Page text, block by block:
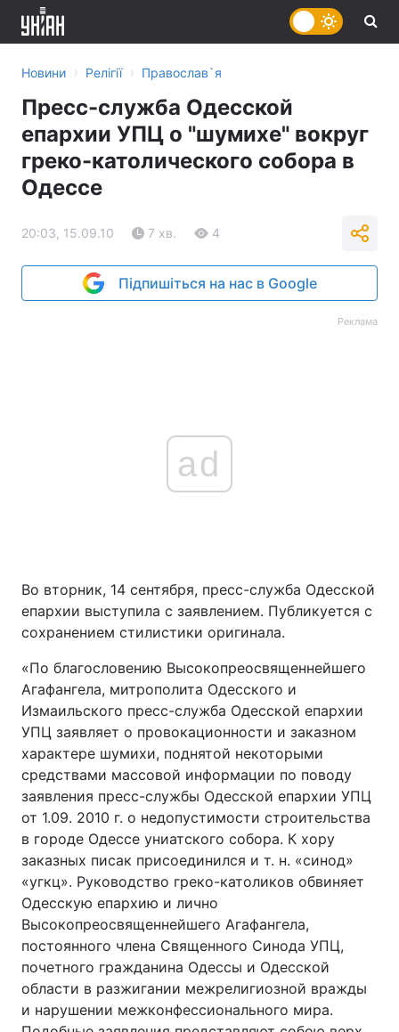
Головна
Україна Політика
Економіка Світ
Спорт Наука
Новини › Релігії › Православ`я
Пресс-служба Одесской
епархии УПЦ о "шумихе" вокруг
греко-католического собора в
Одессе
20:03, 15.09.10 7 хв. 4
Підпишіться на нас в Google
Реклама
ad
Во вторник, 14 сентября, пресс-служба Одесской
епархии выступила с заявлением. Публикуется с
сохранением стилистики оригинала.
«По благословению Высокопреосвященнейшего
Агафангела, митрополита Одесского и
Измаильского пресс-служба Одесской епархии
УПЦ заявляет о провокационности и заказном
характере шумихи, поднятой некоторыми
средствами массовой информации по поводу
заявления пресс-службы Одесской епархии УПЦ
от 1.09. 2010 г. о недопустимости строительства
в городе Одессе униатского собора. К хору
заказных писак присоединился и т. н. «синод»
«угкц». Руководство греко-католиков обвиняет
Одесскую епархию и лично
Высокопреосвященнейшего Агафангела,
постоянного члена Священного Синода УПЦ,
почетного гражданина Одессы и Одесской
области в разжигании межрелигиозной вражды
и нарушении межконфессионального мира.